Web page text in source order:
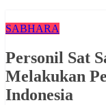
SABHARA
Personil Sat
Melakukan
Indonesia